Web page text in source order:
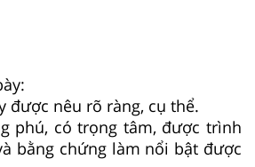
được nêu rõ ràng, cụ thể.
phú, có trọng tâm, được trình
bằng chứng làm nổi bật được